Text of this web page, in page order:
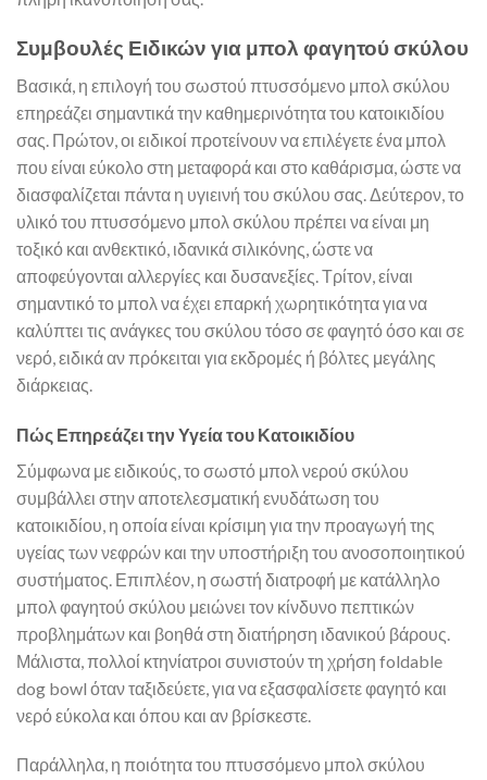
Συμβουλές Ειδικών για μπολ φαγητού σκύλου
Βασικά, η επιλογή του σωστού πτυσσόμενο μπολ σκύλου
επηρεάζει σημαντικά την καθημερινότητα του κατοικιδίου
σας. Πρώτον, οι ειδικοί προτείνουν να επιλέγετε ένα μπολ
που είναι εύκολο στη μεταφορά και στο καθάρισμα, ώστε να
διασφαλίζεται πάντα η υγιεινή του σκύλου σας. Δεύτερον, το
υλικό του πτυσσόμενο μπολ σκύλου πρέπει να είναι μη
τοξικό και ανθεκτικό, ιδανικά σιλικόνης, ώστε να
αποφεύγονται αλλεργίες και δυσανεξίες. Τρίτον, είναι
σημαντικό το μπολ να έχει επαρκή χωρητικότητα για να
καλύπτει τις ανάγκες του σκύλου τόσο σε φαγητό όσο και σε
νερό, ειδικά αν πρόκειται για εκδρομές ή βόλτες μεγάλης
διάρκειας.
Πώς Επηρεάζει την Υγεία του Κατοικιδίου
Σύμφωνα με ειδικούς, το σωστό μπολ νερού σκύλου
συμβάλλει στην αποτελεσματική ενυδάτωση του
κατοικιδίου, η οποία είναι κρίσιμη για την προαγωγή της
υγείας των νεφρών και την υποστήριξη του ανοσοποιητικού
συστήματος. Επιπλέον, η σωστή διατροφή με κατάλληλο
μπολ φαγητού σκύλου μειώνει τον κίνδυνο πεπτικών
προβλημάτων και βοηθά στη διατήρηση ιδανικού βάρους.
Μάλιστα, πολλοί κτηνίατροι συνιστούν τη χρήση foldable
dog bowl όταν ταξιδεύετε, για να εξασφαλίσετε φαγητό και
νερό εύκολα και όπου και αν βρίσκεστε.
Παράλληλα, η ποιότητα του πτυσσόμενο μπολ σκύλου